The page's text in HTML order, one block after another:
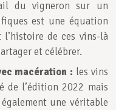
du vigneron sur un
est une équation
l’histoire de ces vins-là
et célébrer.
macération : les vins
l’édition 2022 mais
une véritable